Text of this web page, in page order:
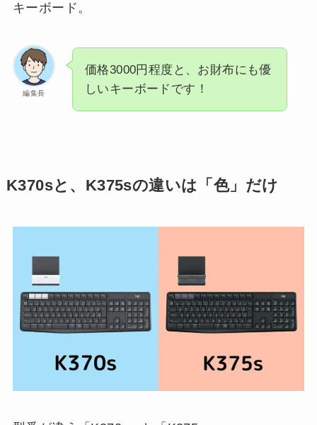
キーボード。
編集長
価格3000円程度と、お財布にも優
しいキーボードです！
K370sと、K375sの違いは「色」だけ